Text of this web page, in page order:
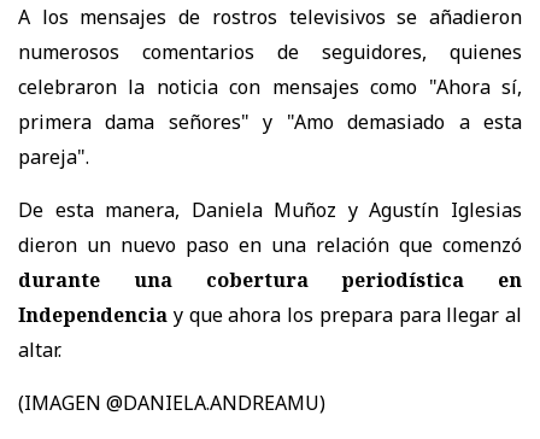
A los mensajes de rostros televisivos se añadieron
numerosos comentarios de seguidores, quienes
celebraron la noticia con mensajes como "Ahora sí,
primera dama señores" y "Amo demasiado a esta
pareja".
De esta manera, Daniela Muñoz y Agustín Iglesias
dieron un nuevo paso en una relación que comenzó
durante una cobertura periodística en
Independencia y que ahora los prepara para llegar al
altar.
(IMAGEN @DANIELA.ANDREAMU)